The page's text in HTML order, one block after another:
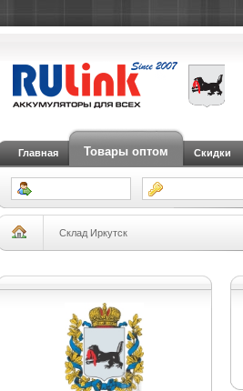
Главная Товары оптом Скидки
Склад Иркутск